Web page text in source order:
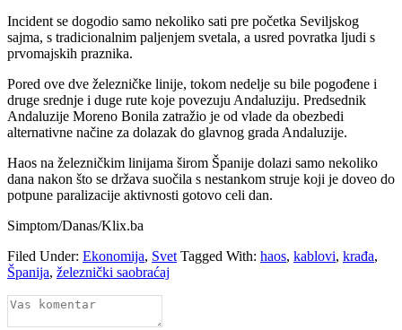
Incident se dogodio samo nekoliko sati pre početka Seviljskog
sajma, s tradicionalnim paljenjem svetala, a usred povratka ljudi s
prvomajskih praznika.
Pored ove dve železničke linije, tokom nedelje su bile pogođene i
druge srednje i duge rute koje povezuju Andaluziju. Predsednik
Andaluzije Moreno Bonila zatražio je od vlade da obezbedi
alternativne načine za dolazak do glavnog grada Andaluzije.
Haos na železničkim linijama širom Španije dolazi samo nekoliko
dana nakon što se država suočila s nestankom struje koji je doveo do
potpune paralizacije aktivnosti gotovo celi dan.
Simptom/Danas/Klix.ba
Filed Under: Ekonomija, Svet Tagged With: haos, kablovi, krađa,
Španija, železnički saobraćaj